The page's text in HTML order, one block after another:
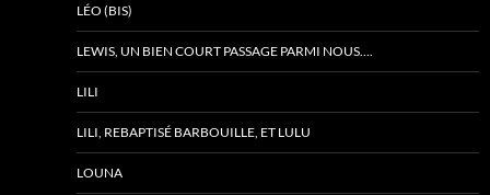
LÉO (BIS)
LEWIS, UN BIEN COURT PASSAGE PARMI NOUS….
LILI
LILI, REBAPTISÉ BARBOUILLE, ET LULU
LOUNA